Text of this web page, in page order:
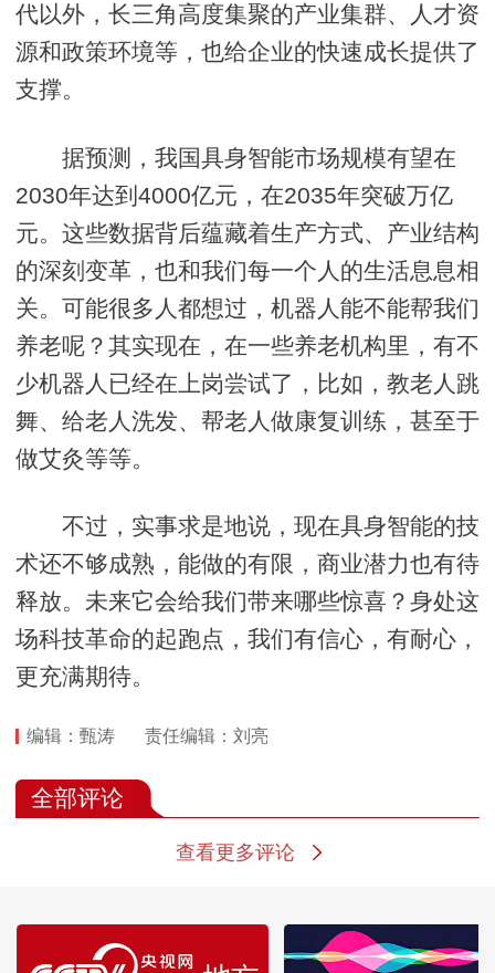
代以外，长三角高度集聚的产业集群、人才资
源和政策环境等，也给企业的快速成长提供了
支撑。
据预测，我国具身智能市场规模有望在
2030年达到4000亿元，在2035年突破万亿
元。这些数据背后蕴藏着生产方式、产业结构
的深刻变革，也和我们每一个人的生活息息相
关。可能很多人都想过，机器人能不能帮我们
养老呢？其实现在，在一些养老机构里，有不
少机器人已经在上岗尝试了，比如，教老人跳
舞、给老人洗发、帮老人做康复训练，甚至于
做艾灸等等。
不过，实事求是地说，现在具身智能的技
术还不够成熟，能做的有限，商业潜力也有待
释放。未来它会给我们带来哪些惊喜？身处这
场科技革命的起跑点，我们有信心，有耐心，
更充满期待。
编辑：甄涛 责任编辑：刘亮
全部评论
查看更多评论